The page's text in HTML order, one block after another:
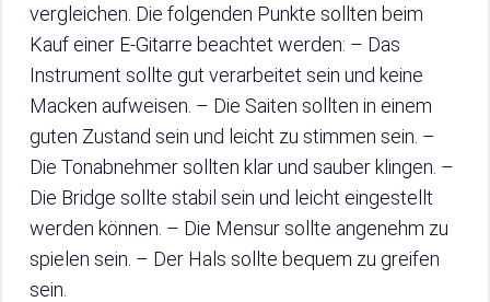
vergleichen. Die folgenden Punkte sollten beim
Kauf einer E-Gitarre beachtet werden: – Das
Instrument sollte gut verarbeitet sein und keine
Macken aufweisen. – Die Saiten sollten in einem
guten Zustand sein und leicht zu stimmen sein. –
Die Tonabnehmer sollten klar und sauber klingen. –
Die Bridge sollte stabil sein und leicht eingestellt
werden können. – Die Mensur sollte angenehm zu
spielen sein. – Der Hals sollte bequem zu greifen
sein.